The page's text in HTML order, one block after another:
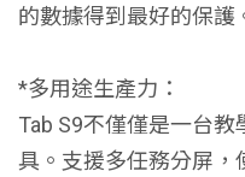
的數據得到最好的保護
*多用途生產力：
Tab S9不僅僅是一台
具。支援多任務分屏，